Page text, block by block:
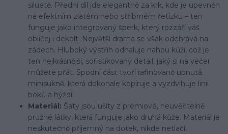
siluetě. Přední díl jde elegantně za krk, kde je upevněn
na efektním zlatém nebo stříbrném řetízku – ten
funguje jako integrovaný šperk, který rozzáří váš
obličej i dekolt. Největší drama se však odehrává na
zádech. Hluboký výstřih odhaluje nahou kůži, což je
ten nejkrásnější, sofistikovaný detail, jaký si na večer
můžete přát. Spodní část tvoří rafinovaně upnutá
minisukně, která dokonale kopíruje a vyzdvihuje linii
boků a hýždí.
Materiál: Šaty jsou ušity z prémiové, neuvěřitelně
pružné látky, která funguje jako druhá kůže. Materiál je
neskutečně příjemný na dotek, nikde netlačí,